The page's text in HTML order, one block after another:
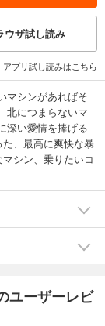
ウザ試し読み
アプリ試し読みはこちら
マシンがあればそ
北につまらないマ
深い愛情を捧げる
、最高に爽快な暴
シン、乗りたいコ
ユーザーレビ